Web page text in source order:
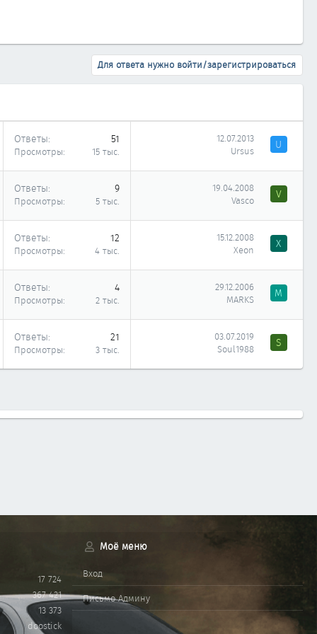
Для ответа нужно войти/зарегистрироваться
Ответы 51
Просмотры 15 тыс.
12.07.2013
Ursus
U
Ответы 9
Просмотры 5 тыс.
19.04.2008
Vasco
V
Ответы 12
Просмотры 4 тыс.
15.12.2008
Xeon
X
Ответы 4
Просмотры 2 тыс.
29.12.2006
MARKS
M
Ответы 21
Просмотры 3 тыс.
03.07.2019
Soul1988
S
17 724
367 421
13 373
doostick
Моё меню
Вход
Письмо Админу